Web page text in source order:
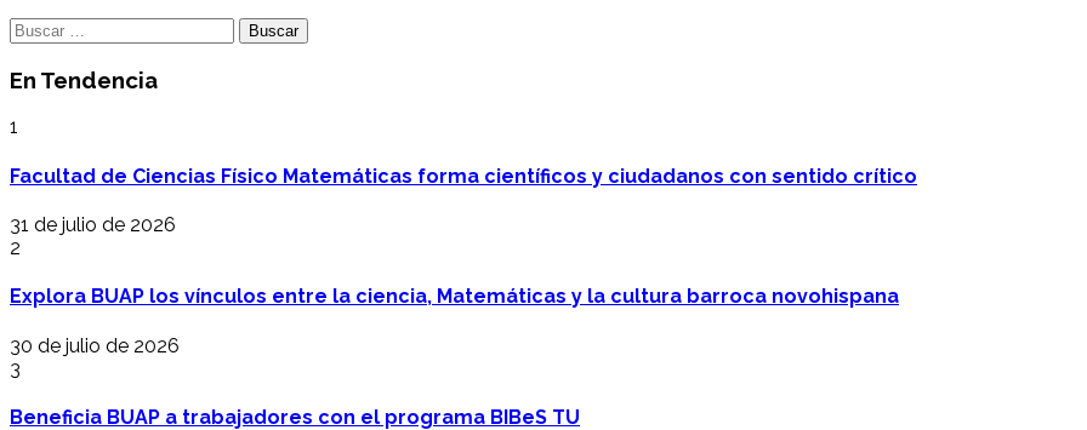
Buscar:
En Tendencia
1
Facultad de Ciencias Físico Matemáticas forma científicos y ciudadanos con sentido crítico
31 de julio de 2026
2
Explora BUAP los vínculos entre la ciencia, Matemáticas y la cultura barroca novohispana
30 de julio de 2026
3
Beneficia BUAP a trabajadores con el programa BIBeS TU